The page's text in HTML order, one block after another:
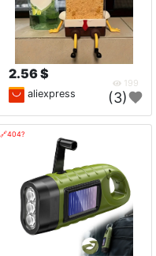
2.56 $
199
aliexpress (3)
🔗404?